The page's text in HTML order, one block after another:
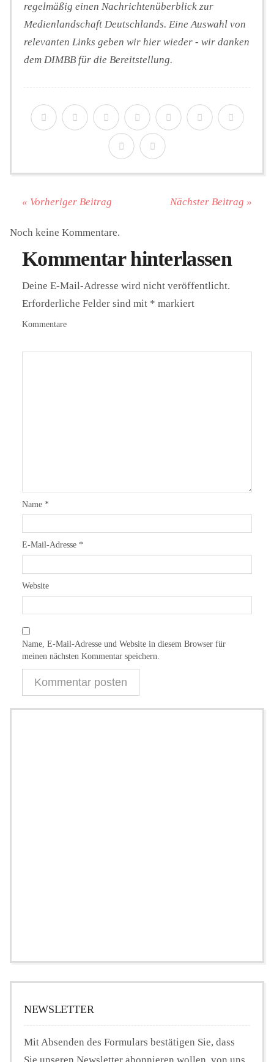
regelmäßig einen Nachrichtenüberblick zur
Medienlandschaft Deutschlands. Eine Auswahl von
relevanten Links geben wir hier wieder - wir danken
dem DIMBB für die Bereitstellung.
« Vorheriger Beitrag Nächster Beitrag »
Noch keine Kommentare.
Kommentar hinterlassen
Deine E-Mail-Adresse wird nicht veröffentlicht.
Erforderliche Felder sind mit * markiert
Kommentare
Name *
E-Mail-Adresse *
Website
Name, E-Mail-Adresse und Website in diesem Browser für
meinen nächsten Kommentar speichern.
NEWSLETTER
Mit Absenden des Formulars bestätigen Sie, dass
Sie unseren Newsletter abonnieren wollen, von uns